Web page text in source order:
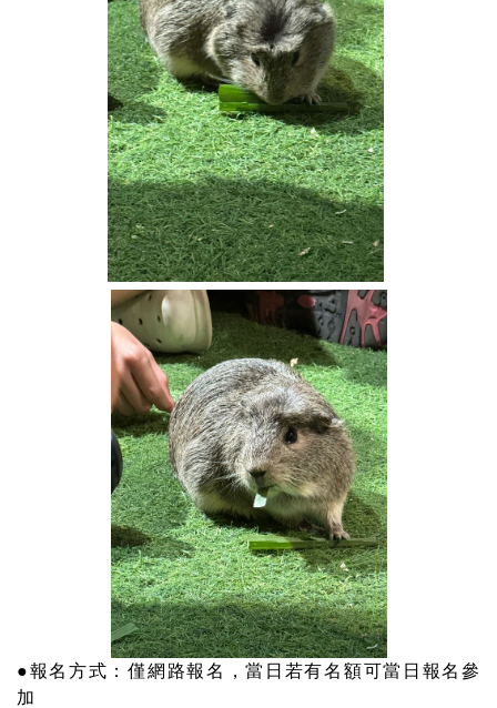
●報名方式：僅網路報名，當日若有名額可當日報名參
加